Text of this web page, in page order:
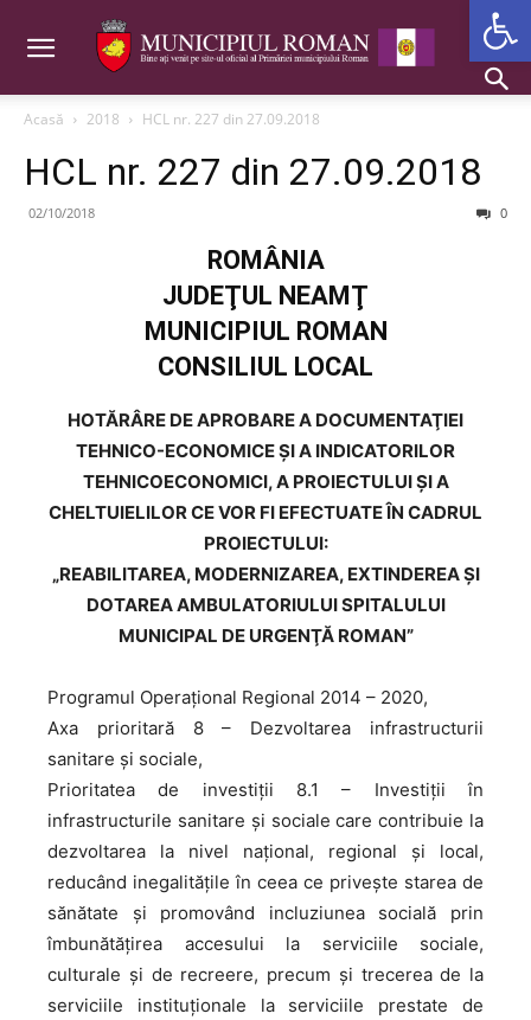
Acasă 2018 HCL nr. 227 din 27.09.2018
HCL nr. 227 din 27.09.2018
02/10/2018 0
ROMÂNIA
JUDEŢUL NEAMŢ
MUNICIPIUL ROMAN
CONSILIUL LOCAL
HOTĂRÂRE DE APROBARE A DOCUMENTAŢIEI
TEHNICO-ECONOMICE ŞI A INDICATORILOR
TEHNICOECONOMICI, A PROIECTULUI ŞI A
CHELTUIELILOR CE VOR FI EFECTUATE ÎN CADRUL
PROIECTULUI:
„REABILITAREA, MODERNIZAREA, EXTINDEREA ŞI
DOTAREA AMBULATORIULUI SPITALULUI
MUNICIPAL DE URGENŢĂ ROMAN”
Programul Operaţional Regional 2014 – 2020,
Axa prioritară 8 – Dezvoltarea infrastructurii
sanitare şi sociale,
Prioritatea de investiții 8.1 – Investiţii în
infrastructurile sanitare şi sociale care contribuie la
dezvoltarea la nivel naţional, regional şi local,
reducând inegalităţile în ceea ce priveşte starea de
sănătate şi promovând incluziunea socială prin
îmbunătăţirea accesului la serviciile sociale,
culturale și de recreere, precum și trecerea de la
serviciile instituționale la serviciile prestate de